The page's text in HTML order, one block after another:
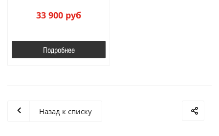
33 900 руб
Подробнее
Назад к списку